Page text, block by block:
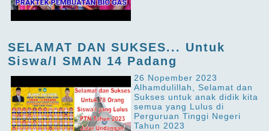
SELAMAT DAN SUKSES... Untuk
Siswa/I SMAN 14 Padang
26 Nopember 2023
Alhamdulillah, Selamat dan
Sukses untuk anak didik kita
semua yang Lulus di
Perguruan Tinggi Negeri
Tahun 2023